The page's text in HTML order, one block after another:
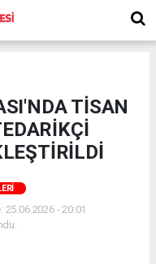
TİSAN
25.06.2026 - 20:01